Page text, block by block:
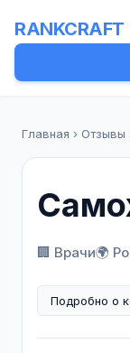
RANKCRAFT
Главная › Отзывы
🏢 Врачи🌍
Подробно о